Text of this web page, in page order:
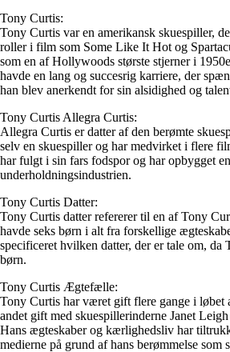
Tony Curtis:
Tony Curtis var en amerikansk skuespiller,
roller i film som Some Like It Hot og
som en af ​​Hollywoods største stjerner i
havde en lang og succesrig karriere, der
han blev anerkendt for sin alsidighed og
Tony Curtis Allegra Curtis:
Allegra Curtis er datter af den berømte
selv en skuespiller og har medvirket i flere
har fulgt i sin fars fodspor og har opbygget
underholdningsindustrien.
Tony Curtis Datter:
Tony Curtis datter refererer til en af Tony
havde seks børn i alt fra forskellige
specificeret hvilken datter, der er tale om, da
børn.
Tony Curtis Ægtefælle:
Tony Curtis har været gift flere gange i løbet
andet gift med skuespillerinderne Janet
Hans ægteskaber og kærlighedsliv har
medierne på grund af hans berømmelse som